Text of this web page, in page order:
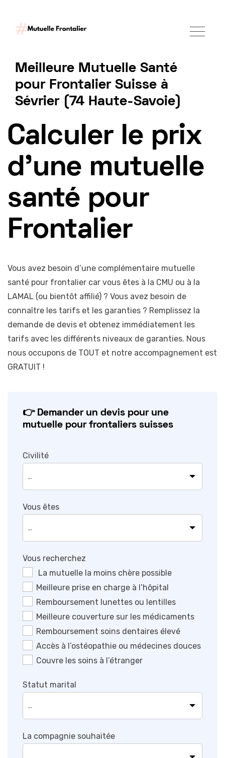
Meilleure Mutuelle Santé
pour Frontalier Suisse à
Sévrier (74 Haute-Savoie)
Tarif mutuelle Frontalier 2025
Calculer le prix
d'une mutuelle
santé pour
Frontalier
Vous avez besoin d’une complémentaire mutuelle
santé pour frontalier car vous êtes à la CMU ou à la
LAMAL (ou bientôt affilié) ? Vous avez besoin de
connaître les tarifs et les garanties ? Remplissez la
demande de devis et obtenez immédiatement les
tarifs avec les différents niveaux de garanties. Nous
nous occupons de TOUT et notre accompagnement est
GRATUIT !
👉 Demander un devis pour une
mutuelle pour frontaliers suisses
Civilité
Vous êtes
Vous recherchez
La mutuelle la moins chère possible
Meilleure prise en charge à l’hôpital
Remboursement lunettes ou lentilles
Meilleure couverture sur les médicaments
Remboursement soins dentaires élevé
Accès à l’ostéopathie ou médecines douces
Couvre les soins à l’étranger
Statut marital
La compagnie souhaitée